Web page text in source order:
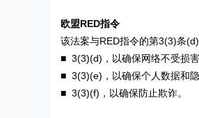
欧盟RED指令
该法案与RED指令的第3(3)条
■ 3(3)(d)，以确保网络不受损害
■ 3(3)(e)，以确保个人数据和隐
■ 3(3)(f)，以确保防止欺诈。